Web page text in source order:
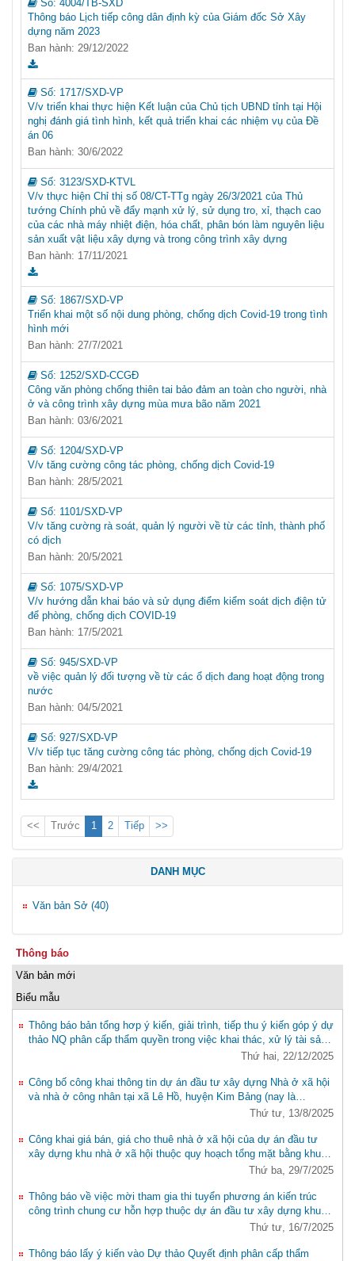
Số: 4004/TB-SXD
Thông báo Lịch tiếp công dân định kỳ của Giám đốc Sở Xây
dựng năm 2023
Ban hành: 29/12/2022
Số: 1717/SXD-VP
V/v triển khai thực hiện Kết luận của Chủ tịch UBND tỉnh tại Hội
nghị đánh giá tình hình, kết quả triển khai các nhiệm vụ của Đề
án 06
Ban hành: 30/6/2022
Số: 3123/SXD-KTVL
V/v thực hiện Chỉ thị số 08/CT-TTg ngày 26/3/2021 của Thủ
tướng Chính phủ về đẩy mạnh xử lý, sử dụng tro, xỉ, thạch cao
của các nhà máy nhiệt điện, hóa chất, phân bón làm nguyên liệu
sản xuất vật liệu xây dựng và trong công trình xây dựng
Ban hành: 17/11/2021
Số: 1867/SXD-VP
Triển khai một số nội dung phòng, chống dịch Covid-19 trong tình
hình mới
Ban hành: 27/7/2021
Số: 1252/SXD-CCGĐ
Công văn phòng chống thiên tai bảo đảm an toàn cho người, nhà
ở và công trình xây dựng mùa mưa bão năm 2021
Ban hành: 03/6/2021
Số: 1204/SXD-VP
V/v tăng cường công tác phòng, chống dịch Covid-19
Ban hành: 28/5/2021
Số: 1101/SXD-VP
V/v tăng cường rà soát, quản lý người về từ các tỉnh, thành phố
có dịch
Ban hành: 20/5/2021
Số: 1075/SXD-VP
V/v hướng dẫn khai báo và sử dụng điểm kiểm soát dịch điện tử
để phòng, chống dịch COVID-19
Ban hành: 17/5/2021
Số: 945/SXD-VP
về việc quản lý đối tượng về từ các ổ dịch đang hoạt động trong
nước
Ban hành: 04/5/2021
Số: 927/SXD-VP
V/v tiếp tục tăng cường công tác phòng, chống dịch Covid-19
Ban hành: 29/4/2021
<< Trước 1 2 Tiếp >>
DANH MỤC
Văn bản Sở (40)
Thông báo
Văn bản mới
Biểu mẫu
Thông báo bản tổng hơp ý kiến, giải trình, tiếp thu ý kiến góp ý dự
thảo NQ phân cấp thẩm quyền trong việc khai thác, xử lý tài sản
KCHT đường thuỷ nội địa trên địa bàn tỉnh Ninh BìnhThứ hai, 22/12/2025
Công bố công khai thông tin dự án đầu tư xây dựng Nhà ở xã hội
và nhà ở công nhân tại xã Lê Hồ, huyện Kim Bảng (nay là
Thứ tư, 13/8/2025
Công khai giá bán, giá cho thuê nhà ở xã hội của dự án đầu tư
xây dựng khu nhà ở xã hội thuộc quy hoạch tổng mặt bằng khu
thiết chế công đoàn tỉnh Hà Nam (nay là tỉnh Ninh Bình).Thứ ba, 29/7/2025
Thông báo về việc mời tham gia thi tuyển phương án kiến trúc
công trình chung cư hỗn hợp thuộc dự án đầu tư xây dựng khu
thương mại, dịch vụ kết hợp nhà ở tại phường Lương Khánh
tỉnh Ninh Bình
Thứ tư, 16/7/2025
Thông báo lấy ý kiến vào Dự thảo Quyết định phân cấp thẩm